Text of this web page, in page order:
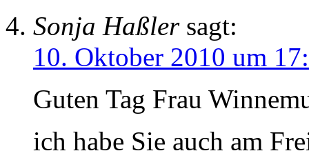
Sonja Haßler sagt:
10. Oktober 2010 um
Guten Tag Frau
ich habe Sie auch am